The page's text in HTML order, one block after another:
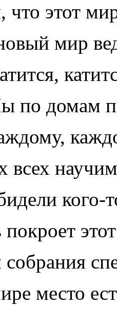
этот
мир
каждому
научим
кого-
место